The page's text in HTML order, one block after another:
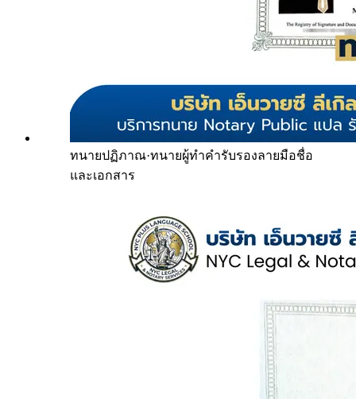
ทนายปฏิภาณ·ทนายผู้ทำคำรับรองลายมือชื่อ
และเอกสาร